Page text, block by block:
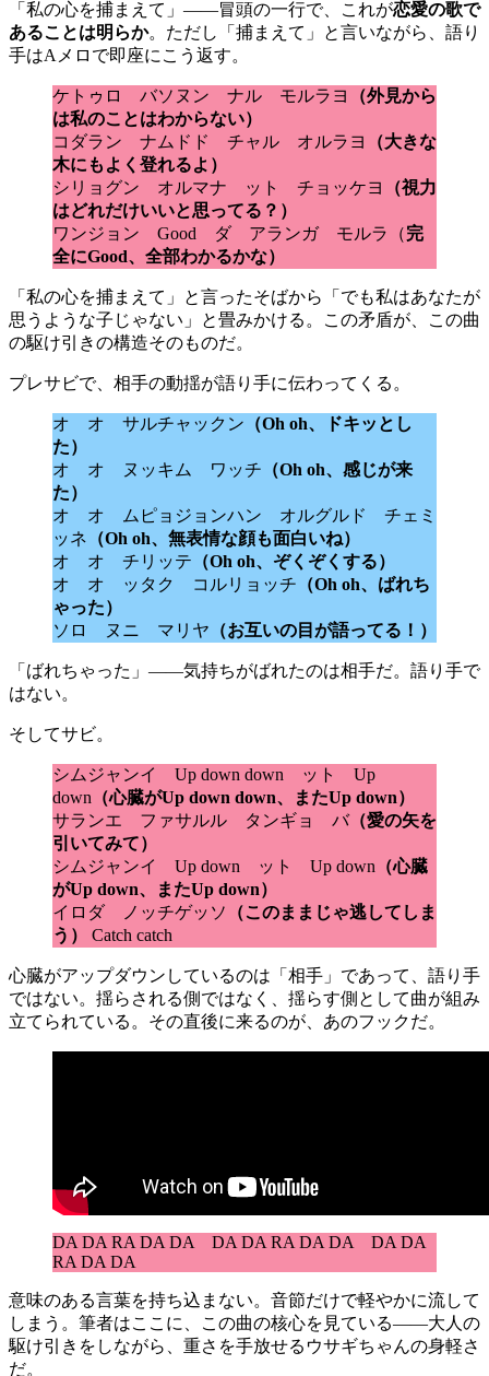
「私の心を捕まえて」——冒頭の一行で、これが恋愛の歌で
あることは明らか。ただし「捕まえて」と言いながら、語り
手はAメロで即座にこう返す。
ケトゥロ バソヌン ナル モルラヨ
（外見から
は私のことはわからない）
コダラン ナムドド チャル オルラヨ
（大きな
木にもよく登れるよ）
シリョグン オルマナ ット チョッケヨ
（視力
はどれだけいいと思ってる？）
ワンジョン Good ダ アランガ モルラ（完
全にGood、全部わかるかな）
「私の心を捕まえて」と言ったそばから「でも私はあなたが
思うような子じゃない」と畳みかける。この矛盾が、この曲
の駆け引きの構造そのものだ。
プレサビで、相手の動揺が語り手に伝わってくる。
オ オ サルチャックン （Oh oh、ドキッとし
た）
オ オ ヌッキム ワッチ （Oh oh、感じが来
た）
オ オ ムピョジョンハン オルグルド チェミ
ッネ （Oh oh、無表情な顔も面白いね）
オ オ チリッテ （Oh oh、ぞくぞくする）
オ オ ッタク コルリョッチ （Oh oh、ばれち
ゃった）
ソロ ヌニ マリヤ （お互いの目が語ってる！）
「ばれちゃった」——気持ちがばれたのは相手だ。語り手で
はない。
そしてサビ。
シムジャンイ Up down down ット Up
down （心臓がUp down down、またUp down）
サランエ ファサルル タンギョ バ（愛の矢を
引いてみて）
シムジャンイ Up down ット Up down （心臓
がUp down、またUp down）
イロダ ノッチゲッソ
（このままじゃ逃してしま
う）
Catch catch
心臓がアップダウンしているのは「相手」であって、語り手
ではない。揺らされる側ではなく、揺らす側として曲が組み
立てられている。その直後に来るのが、あのフックだ。
DA DA RA DA DA DA DA RA DA DA DA DA
RA DA DA
意味のある言葉を持ち込まない。音節だけで軽やかに流して
しまう。筆者はここに、この曲の核心を見ている——大人の
駆け引きをしながら、重さを手放せるウサギちゃんの身軽さ
だ。